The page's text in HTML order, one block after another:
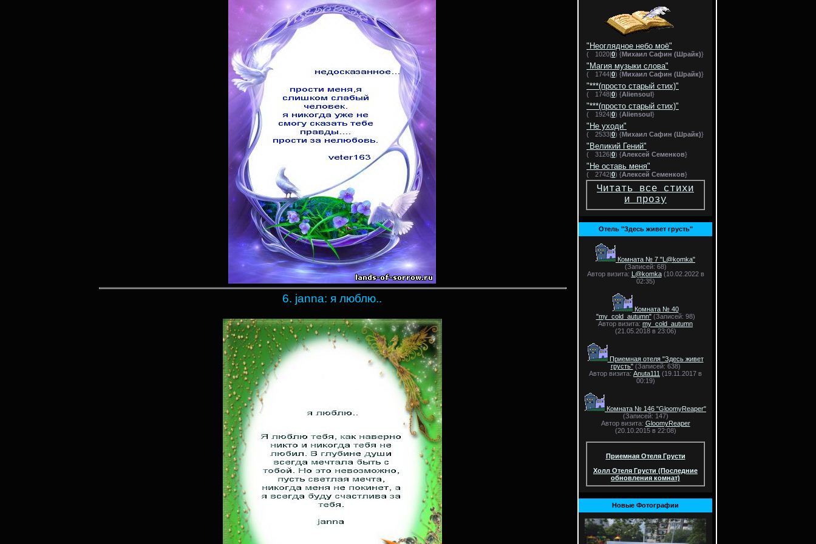
6. janna: я люблю..
"Неоглядное небо моё"
( 1020|0) {Михаил Сафин (Шрайк)}
"Магия музыки слова"
( 1744|0) {Михаил Сафин (Шрайк)}
"***(просто старый стих)"
( 1748|0) {Aliensoul}
"***(просто старый стих)"
( 1924|0) {Aliensoul}
"Не уходи"
( 2533|0) {Михаил Сафин (Шрайк)}
"Великий Гений"
( 3126|0) {Алексей Семенков}
"Не оставь меня"
( 2742|0) {Алексей Семенков}
Читать все стихи
и прозу
Отель "Здесь живет грусть"
Комната № 7 "L@komka"
(Записей: 68)
Автор визита: L@komka(10.02.2022 в
02:35)
Комната № 40
"my_cold_autumn" (Записей: 98)
Автор визита: my_cold_autumn
(21.05.2018 в 23:06)
Приемная отеля "Здесь живет
грусть" (Записей: 638)
Автор визита: Anuta111 (19.11.2017 в
00:19)
Комната № 146 "GloomyReaper"
(Записей: 147)
Автор визита: GloomyReaper
(20.10.2015 в 22:08)
Приемная Отеля Грусти
Холл Отеля Грусти (Последние
обновления комнат)
Новые Фотографии